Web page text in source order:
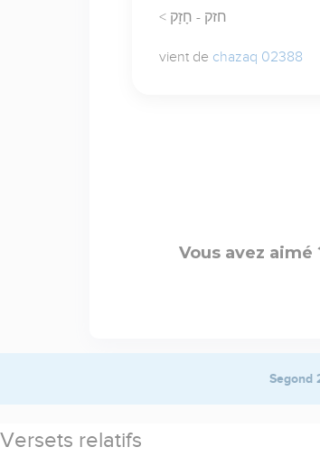
< חזק - חָזָק
vient de chazaq 02388
Vous avez
Segond
Versets relatifs